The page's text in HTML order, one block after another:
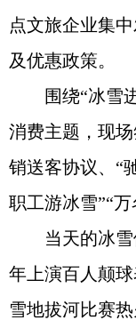
点文旅企业集
及优惠政策。
围绕“冰雪进
消费主题，现
销送客协议、“
职工游冰雪”“
当天的冰雪
年上演百人颠
雪地拔河比赛